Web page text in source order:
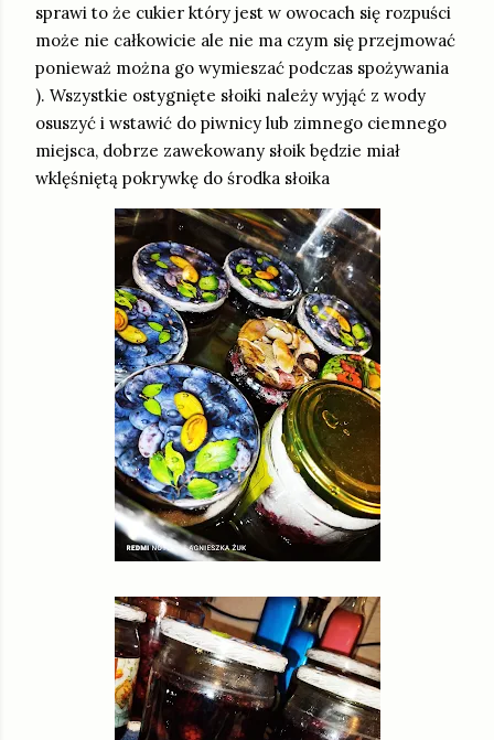
sprawi to że cukier który jest w owocach się rozpuści
może nie całkowicie ale nie ma czym się przejmować
ponieważ można go wymieszać podczas spożywania
). Wszystkie ostygnięte słoiki należy wyjąć z wody
osuszyć i wstawić do piwnicy lub zimnego ciemnego
miejsca, dobrze zawekowany słoik będzie miał
wklęśniętą pokrywkę do środka słoika